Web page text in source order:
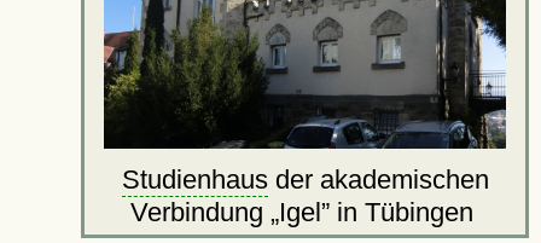
Studienhausder akademischen
Verbindung Igel in Tübingen